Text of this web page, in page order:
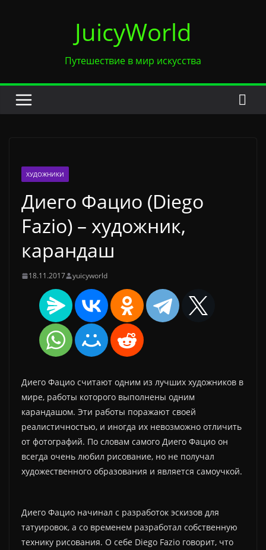
JuicyWorld
Путешествие в мир искусства
ХУДОЖНИКИ
Диего Фацио (Diego
Fazio) – художник,
карандаш
18.11.2017 yuicyworld
Диего Фацио считают одним из лучших художников в
мире, работы которого выполнены одним
карандашом. Эти работы поражают своей
реалистичностью, и иногда их невозможно отличить
от фотографий. По словам самого Диего Фацио он
всегда очень любил рисование, но не получал
художественного образования и является самоучкой.
Диего Фацио начинал с разработок эскизов для
татуировок, а со временем разработал собственную
технику рисования. О себе Diego Fazio говорит, что